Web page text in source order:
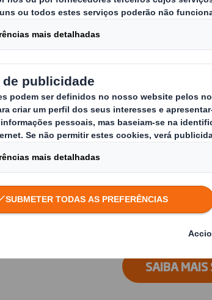
circular com
DS Smith, a sustentabilidade é
e podemos ter o maior
com baixas emissões de
com clientes e colegas
líder global em soluções
em construir um futuro
SAIBA MAIS